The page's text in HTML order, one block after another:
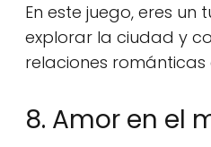
En este juego, eres
explorar la ciudad y
relaciones románticas
8. Amor en el